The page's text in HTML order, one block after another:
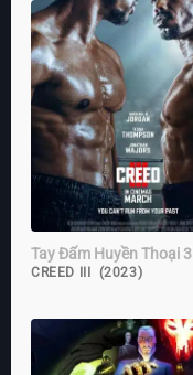
Tay Đấm Huyền Thoại 3
CREED III (2023)